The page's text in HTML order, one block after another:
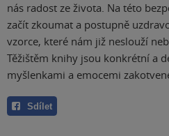
nás radost ze života. Na této
začít zkoumat a postupně
vzorce, které nám již neslouží
Těžištěm knihy jsou konkrétní a
myšlenkami a emocemi
Sdílet